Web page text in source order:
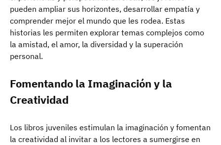
pueden ampliar sus horizontes, desarrollar empatía y
comprender mejor el mundo que les rodea. Estas
historias les permiten explorar temas complejos como
la amistad, el amor, la diversidad y la superación
personal.
Fomentando la Imaginación y la
Creatividad
Los libros juveniles estimulan la imaginación y fomentan
la creatividad al invitar a los lectores a sumergirse en